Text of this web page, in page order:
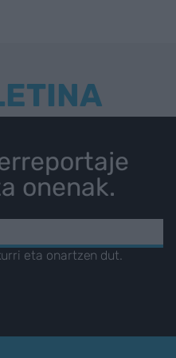
onenak.
eta onartzen dut.